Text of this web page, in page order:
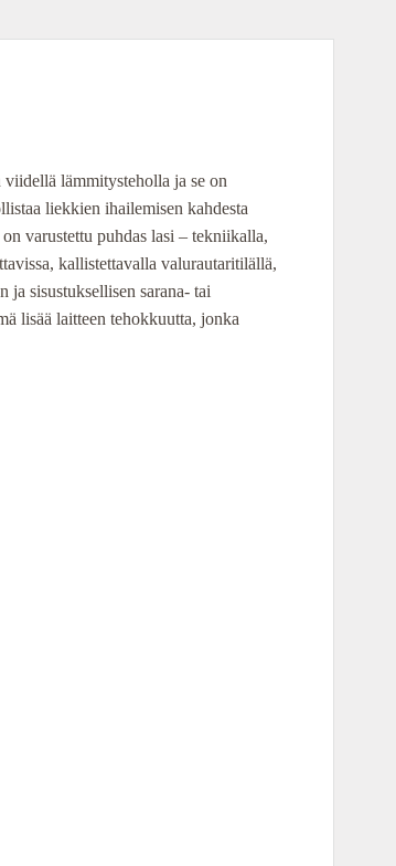
lämmitysteholla ja se on
liekkien ihailemisen kahdesta
varustettu puhdas lasi – tekniikalla,
kallistettavalla valurautaritilällä,
ja sisustuksellisen sarana- tai
lisää laitteen tehokkuutta, jonka